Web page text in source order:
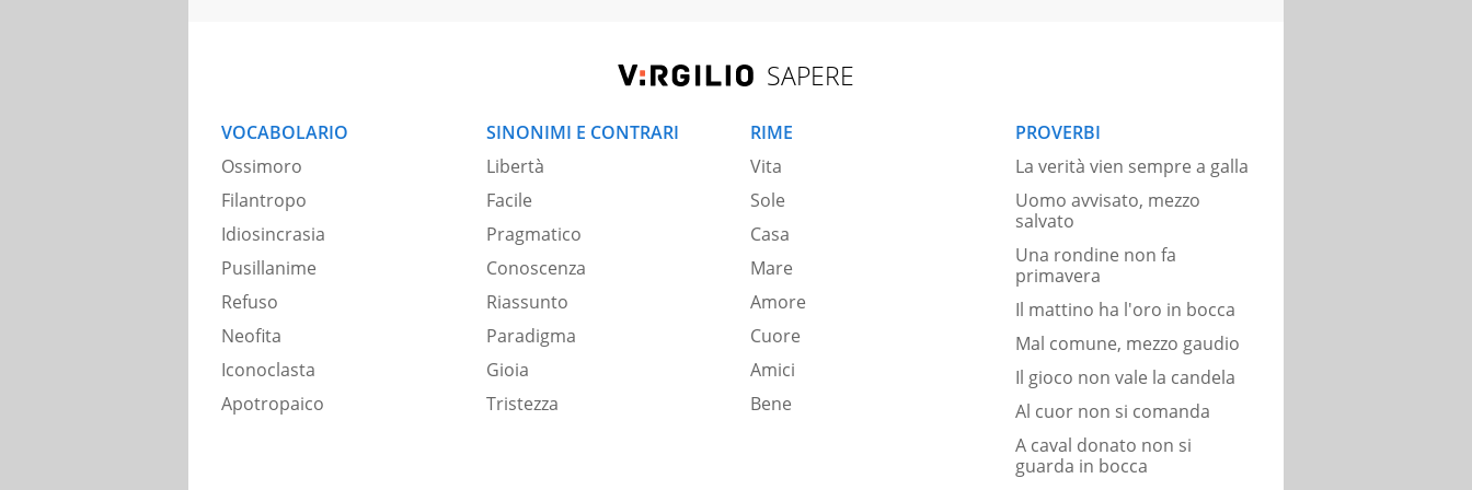
SAPERE
VOCABOLARIO
Ossimoro
Filantropo
Idiosincrasia
Pusillanime
Refuso
Neofita
Iconoclasta
Apotropaico
SINONIMI E CONTRARI
Libertà
Facile
Pragmatico
Conoscenza
Riassunto
Paradigma
Gioia
Tristezza
RIME
Vita
Sole
Casa
Mare
Amore
Cuore
Amici
Bene
PROVERBI
La verità vien sempre a galla
Uomo avvisato, mezzo
salvato
Una rondine non fa
primavera
Il mattino ha l'oro in bocca
Mal comune, mezzo gaudio
Il gioco non vale la candela
Al cuor non si comanda
A caval donato non si
guarda in bocca